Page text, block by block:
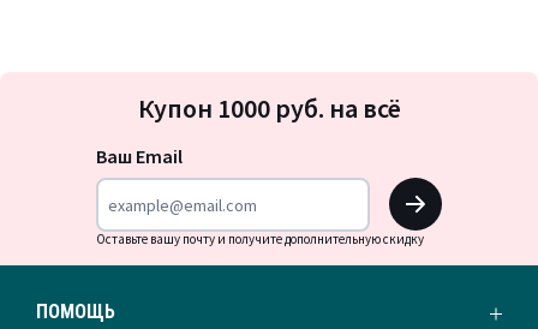
на
Купон 1000 руб. на всё
Ваш Email
OK
Оставьте вашу почту и получите дополнительную скидку
ПОМОЩЬ